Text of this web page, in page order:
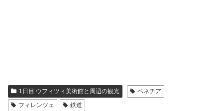
1日目 ウフィツィ美術館と周辺の観光
ベネチア
フィレンツェ
鉄道